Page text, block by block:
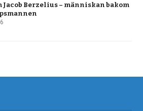
Jacob Berzelius – människan bakom